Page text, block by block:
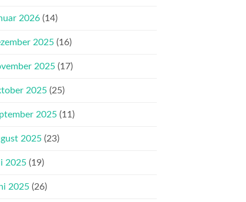
2026 (14)
2025 (16)
2025 (17)
2025 (25)
2025 (11)
2025 (23)
2025 (19)
2025 (26)